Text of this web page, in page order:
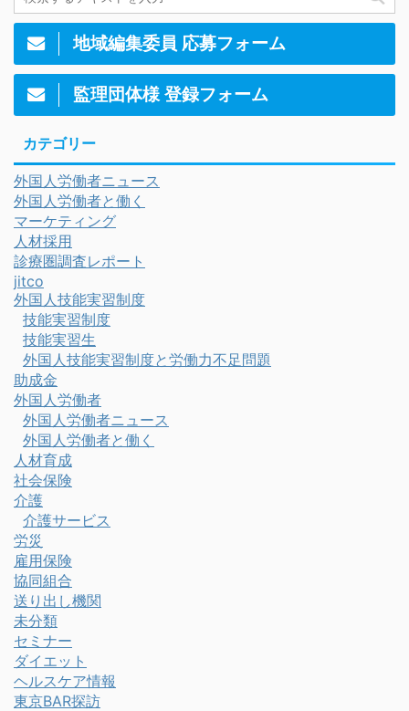
地域編集委員 応募フォーム
監理団体様 登録フォーム
カテゴリー
外国人労働者ニュース
外国人労働者と働く
マーケティング
人材採用
診療圏調査レポート
jitco
外国人技能実習制度
技能実習制度
技能実習生
外国人技能実習制度と労働力不足問題
助成金
外国人労働者
外国人労働者ニュース
外国人労働者と働く
人材育成
社会保険
介護
介護サービス
労災
雇用保険
協同組合
送り出し機関
未分類
セミナー
ダイエット
ヘルスケア情報
東京BAR探訪